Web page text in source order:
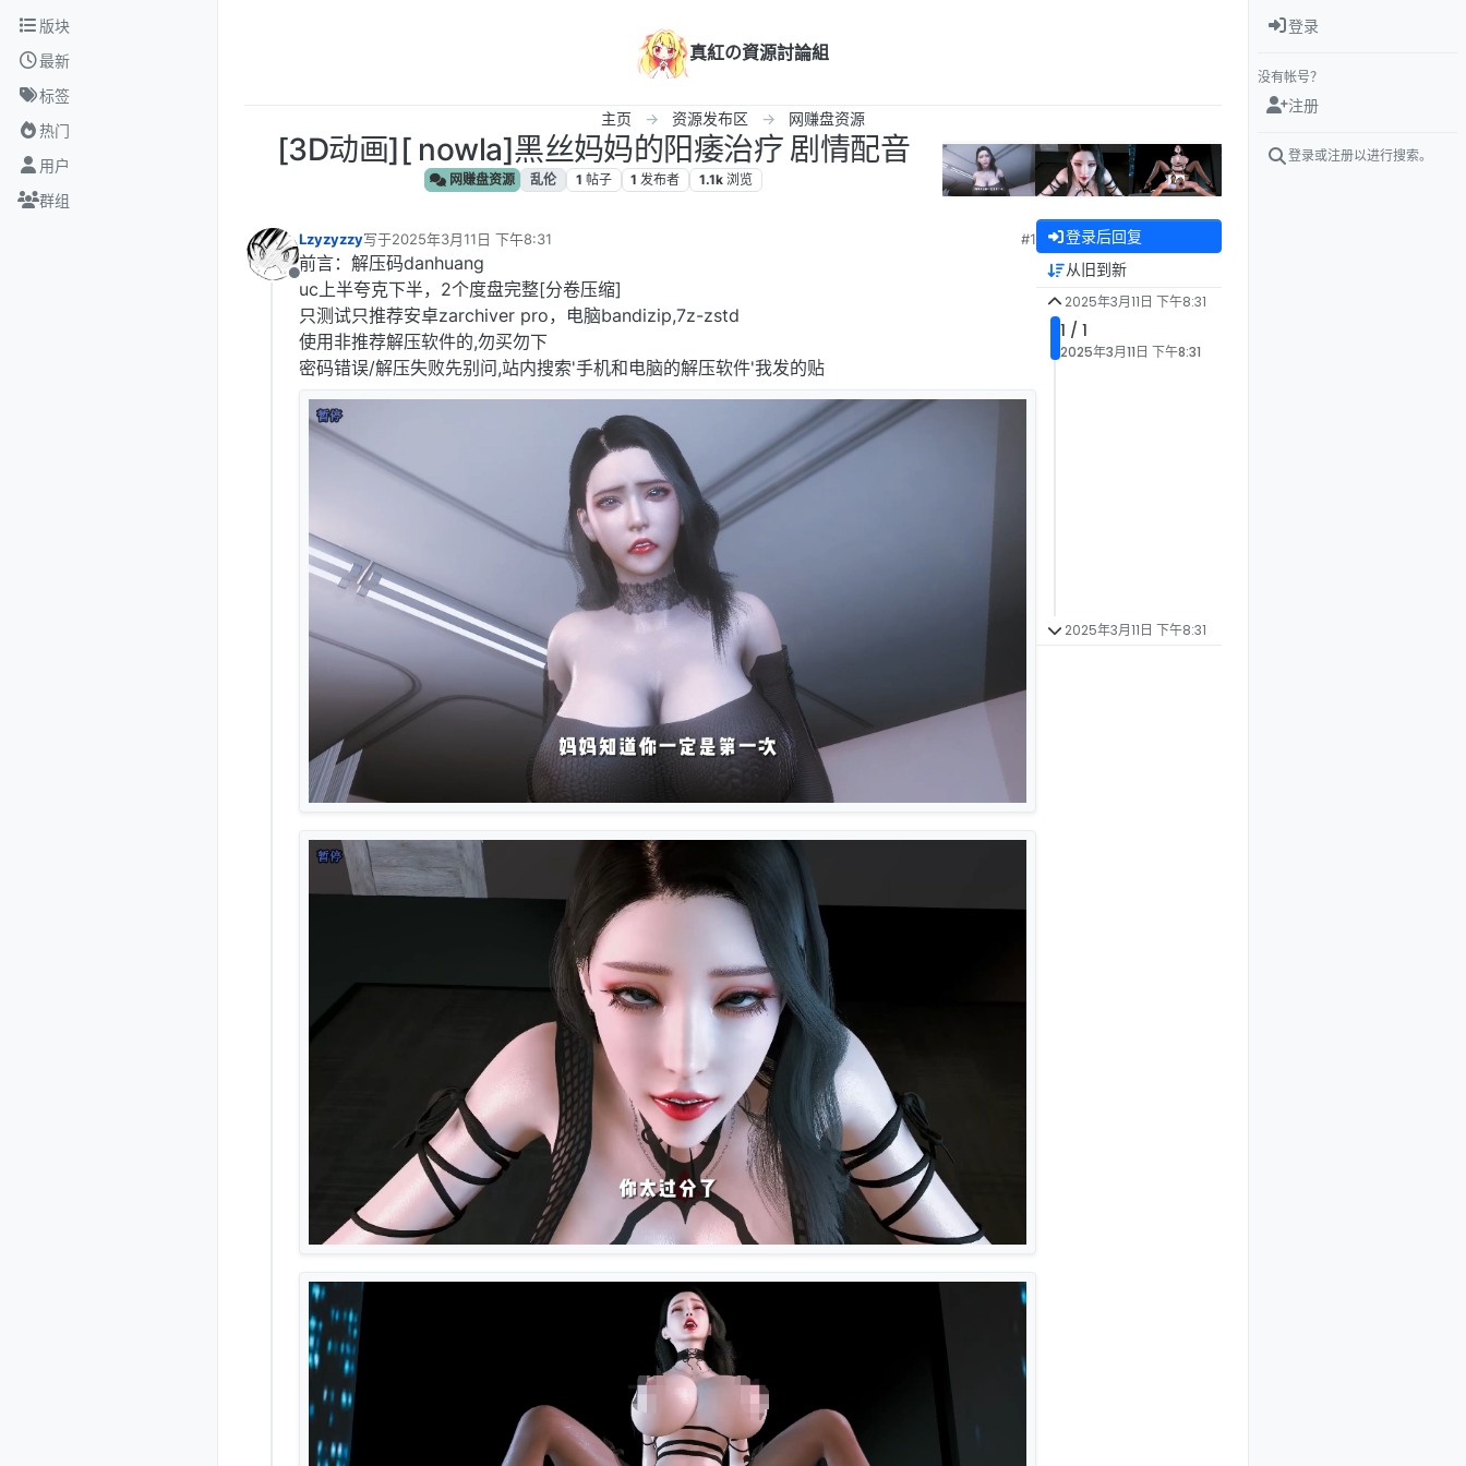
跳转至内容
版块
最新
标签
热门
用户
群组
真紅の資源討論組
主页 资源发布区 网赚盘资源
[3D动画][ nowla]黑丝妈妈的阳痿治疗 剧情配音
网赚盘资源 乱伦 1 帖子 1 发布者 1.1k 浏览
离线
Lzyzyzzy写于2025年3月11日 下午8:31
最后由 编辑
#1
前言：解压码danhuang
uc上半夸克下半，2个度盘完整[分卷压缩]
只测试只推荐安卓zarchiver pro，电脑bandizip,7z-zstd
使用非推荐解压软件的,勿买勿下
密码错误/解压失败先别问,站内搜索'手机和电脑的解压软件'我发的贴
登录后回复
从旧到新
2025年3月11日 下午8:31
1 / 1
2025年3月11日 下午8:31
2025年3月11日 下午8:31
登录
没有帐号？
注册
登录或注册以进行搜索。